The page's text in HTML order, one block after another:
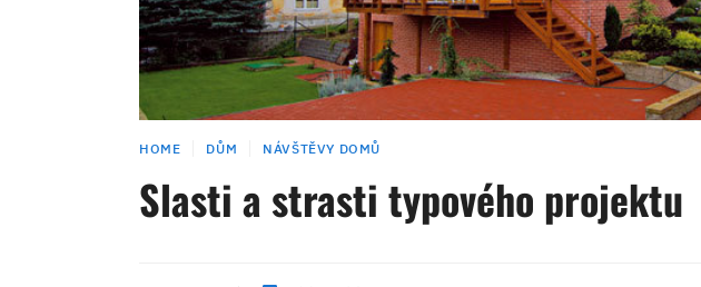
HOME DŮM NÁVŠTĚVY DOMŮ
Slasti a strasti typového projektu